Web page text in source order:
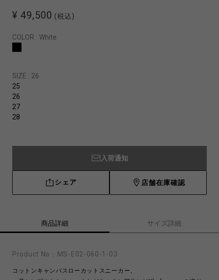
¥ 49,500 (税込)
COLOR : White
SIZE : 26
25
26
27
28
入荷通知
シェア 店舗在庫確認
商品詳細 サイズ詳細
Product No： MS-E02-060-1-03
コットンキャンバスローカットスニーカー。